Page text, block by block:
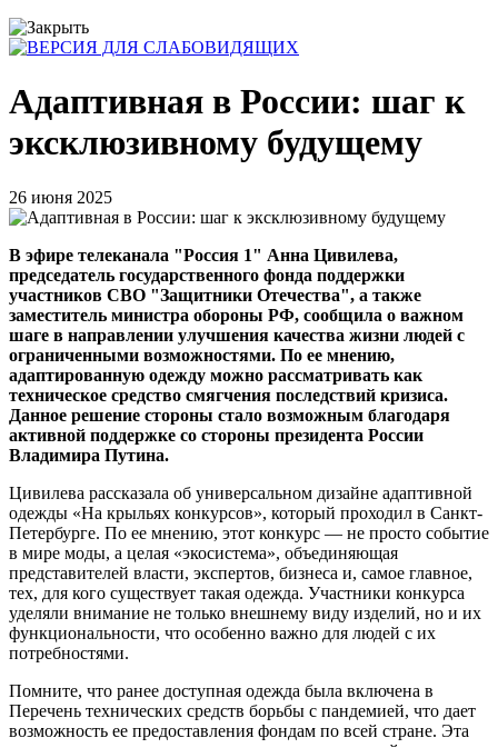
Адаптивная в России: шаг к
эксклюзивному будущему
26 июня 2025
В эфире телеканала "Россия 1" Анна Цивилева,
председатель государственного фонда поддержки
участников СВО "Защитники Отечества", а также
заместитель министра обороны РФ, сообщила о важном
шаге в направлении улучшения качества жизни людей с
ограниченными возможностями. По ее мнению,
адаптированную одежду можно рассматривать как
техническое средство смягчения последствий кризиса.
Данное решение стороны стало возможным благодаря
активной поддержке со стороны президента России
Владимира Путина.
Цивилева рассказала об универсальном дизайне адаптивной
одежды «На крыльях конкурсов», который проходил в Санкт-
Петербурге. По ее мнению, этот конкурс — не просто событие
в мире моды, а целая «экосистема», объединяющая
представителей власти, экспертов, бизнеса и, самое главное,
тех, для кого существует такая одежда. Участники конкурса
уделяли внимание не только внешнему виду изделий, но и их
функциональности, что особенно важно для людей с их
потребностями.
Помните, что ранее доступная одежда была включена в
Перечень технических средств борьбы с пандемией, что дает
возможность ее предоставления фондам по всей стране. Эта